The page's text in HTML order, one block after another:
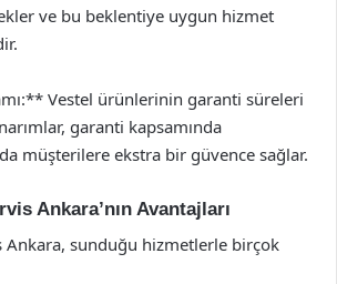
ve bu beklentiye uygun hizmet
Vestel ürünlerinin garanti süreleri
garanti kapsamında
müşterilere ekstra bir güvence sağlar.
Ankara’nın Avantajları
Ankara, sunduğu hizmetlerle birçok